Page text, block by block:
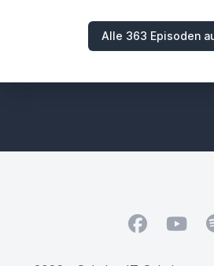
Alle 363 Episoden
Facebook